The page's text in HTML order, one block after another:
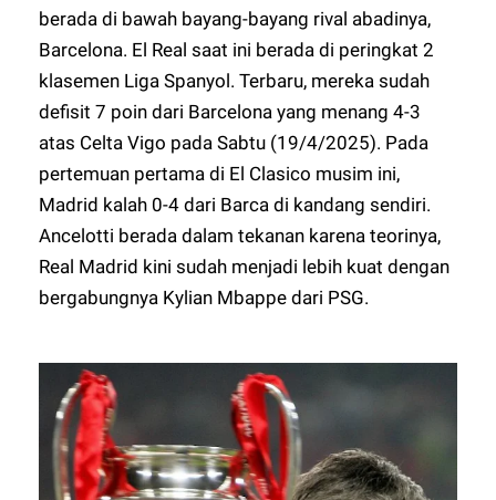
berada di bawah bayang-bayang rival abadinya,
Barcelona. El Real saat ini berada di peringkat 2
klasemen Liga Spanyol. Terbaru, mereka sudah
defisit 7 poin dari Barcelona yang menang 4-3
atas Celta Vigo pada Sabtu (19/4/2025). Pada
pertemuan pertama di El Clasico musim ini,
Madrid kalah 0-4 dari Barca di kandang sendiri.
Ancelotti berada dalam tekanan karena teorinya,
Real Madrid kini sudah menjadi lebih kuat dengan
bergabungnya Kylian Mbappe dari PSG.